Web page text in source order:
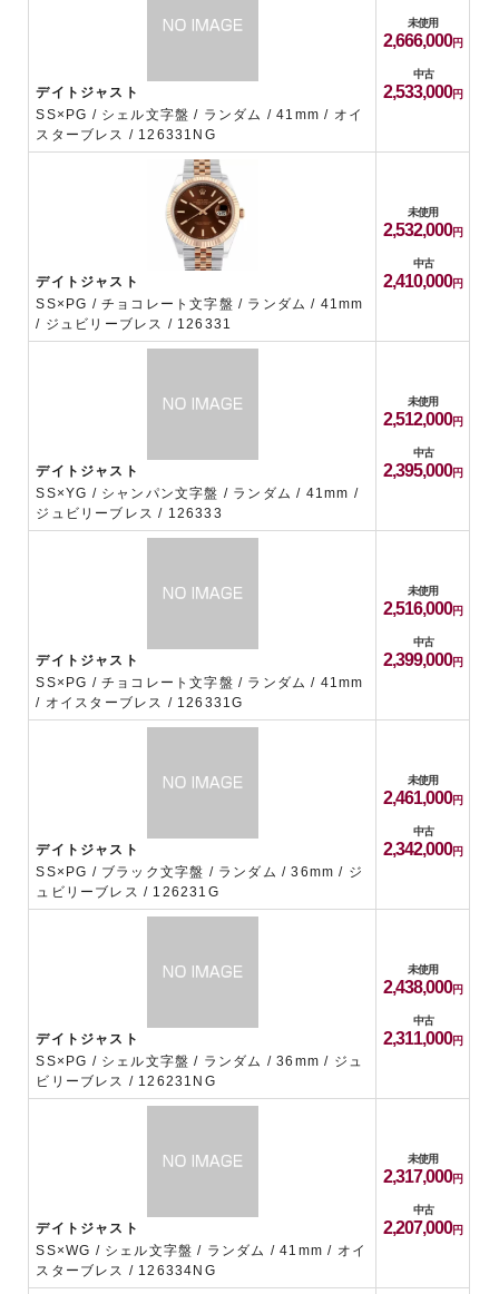
デイトジャスト
SS×PG / シェル文字盤 / ランダム / 41mm / オイ
スターブレス / 126331NG
未使用
2,666,000
中古
2,533,000
デイトジャスト
SS×PG / チョコレート文字盤 / ランダム / 41mm
/ ジュビリーブレス / 126331
未使用
2,532,000
中古
2,410,000
デイトジャスト
SS×YG / シャンパン文字盤 / ランダム / 41mm /
ジュビリーブレス / 126333
未使用
2,512,000
中古
2,395,000
デイトジャスト
SS×PG / チョコレート文字盤 / ランダム / 41mm
/ オイスターブレス / 126331G
未使用
2,516,000
中古
2,399,000
デイトジャスト
SS×PG / ブラック文字盤 / ランダム / 36mm / ジ
ュビリーブレス / 126231G
未使用
2,461,000
中古
2,342,000
デイトジャスト
SS×PG / シェル文字盤 / ランダム / 36mm / ジュ
ビリーブレス / 126231NG
未使用
2,438,000
中古
2,311,000
デイトジャスト
SS×WG / シェル文字盤 / ランダム / 41mm / オイ
スターブレス / 126334NG
未使用
2,317,000
中古
2,207,000